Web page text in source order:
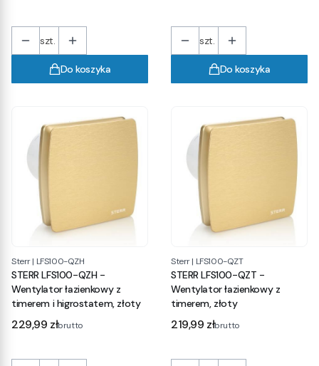
szt.
Do koszyka
szt.
Do koszyka
Sterr| LFS100-QZH
STERR LFS100-QZH -
Wentylator łazienkowy z
timerem i higrostatem, złoty
Cena
229,99 złbrutto
Sterr| LFS100-QZT
STERR LFS100-QZT -
Wentylator łazienkowy z
timerem, złoty
Cena
219,99 złbrutto